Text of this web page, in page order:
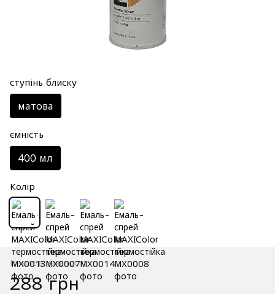
ступінь блиску
матова
ємність
400 мл
Колір
Немає в наявності
288 грн